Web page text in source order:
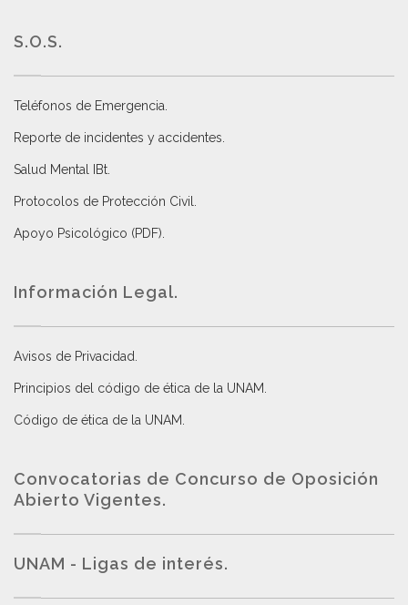
S.O.S.
Teléfonos de Emergencia.
Reporte de incidentes y accidentes
Salud Mental IBt
Protocolos de Protección Civil
Apoyo Psicológico (PDF)
Información Legal.
Avisos de Privacidad
Principios del código de ética de la UNAM
Código de ética de la UNAM
Convocatorias de Concurso de Oposición
Abierto Vigentes.
UNAM - Ligas de interés.